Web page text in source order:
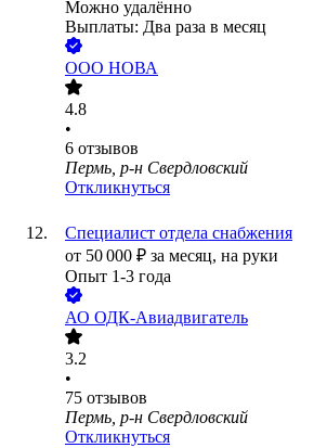
Можно удалённо
Выплаты: Два раза в месяц
ООО НОВА
4.8
•
6 отзывов
Пермь, р-н Свердловский
Откликнуться
Специалист отдела снабжения
от 50 000 ₽ за месяц, на руки
Опыт 1-3 года
АО ОДК-Авиадвигатель
3.2
•
75 отзывов
Пермь, р-н Свердловский
Откликнуться